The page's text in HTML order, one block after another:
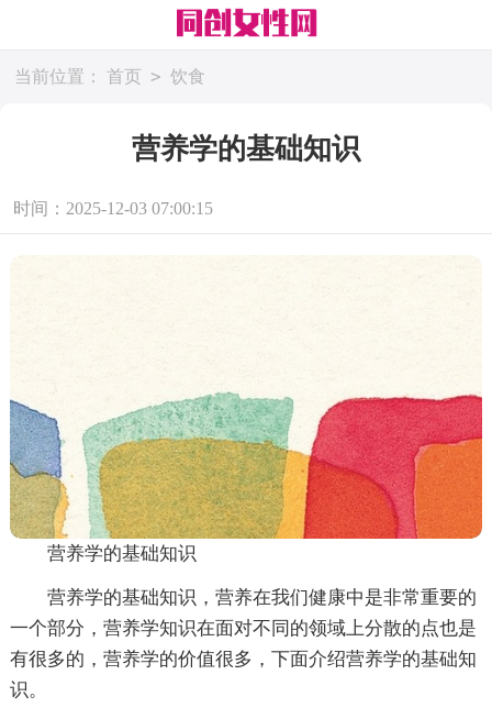
当前位置： 首页 > 饮食
营养学的基础知识
时间：2025-12-03 07:00:15
营养学的基础知识
营养学的基础知识，营养在我们健康中是非常重要的
一个部分，营养学知识在面对不同的领域上分散的点也是
有很多的，营养学的价值很多，下面介绍营养学的基础知
识。